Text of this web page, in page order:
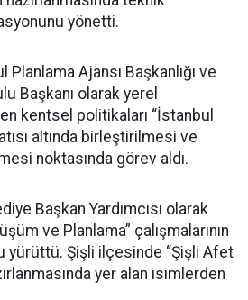
yönetti.
Ajansı Başkanlığı ve
Başkanı olarak yerel
kentsel politikaları “İstanbul
altında birleştirilmesi ve
noktasında görev aldı.
Başkan Yardımcısı olarak
ve Planlama” çalışmalarının
yürüttü. Şişli ilçesinde “Şişli Afet
yer alan isimlerden